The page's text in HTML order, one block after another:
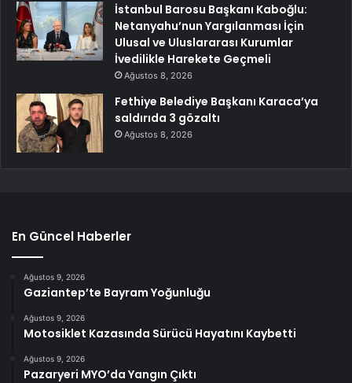
İstanbul Barosu Başkanı Kaboğlu:
Netanyahu’nun Yargılanması İçin
Ulusal ve Uluslararası Kurumlar
İvedilikle Harekete Geçmeli
Ağustos 8, 2026
Fethiye Belediye Başkanı Karaca’ya
saldırıda 3 gözaltı
Ağustos 8, 2026
En Güncel Haberler
Ağustos 9, 2026
Gaziantep’te Bayram Yoğunluğu
Ağustos 9, 2026
Motosiklet Kazasında Sürücü Hayatını Kaybetti
Ağustos 9, 2026
Pazaryeri MYO’da Yangın Çıktı